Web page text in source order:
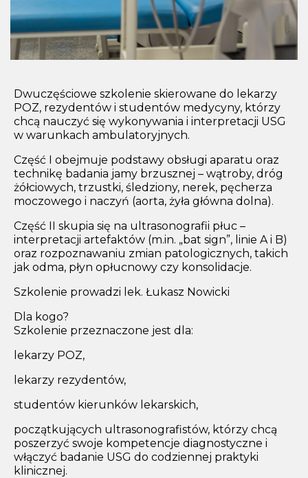
Dwuczęściowe szkolenie skierowane do lekarzy
POZ, rezydentów i studentów medycyny, którzy
chcą nauczyć się wykonywania i interpretacji USG
w warunkach ambulatoryjnych.
Część I obejmuje podstawy obsługi aparatu oraz
technikę badania jamy brzusznej – wątroby, dróg
żółciowych, trzustki, śledziony, nerek, pęcherza
moczowego i naczyń (aorta, żyła główna dolna).
Część II skupia się na ultrasonografii płuc –
interpretacji artefaktów (m.in. „bat sign”, linie A i B)
oraz rozpoznawaniu zmian patologicznych, takich
jak odma, płyn opłucnowy czy konsolidacje.
Szkolenie prowadzi lek. Łukasz Nowicki
Dla kogo?
Szkolenie przeznaczone jest dla:
lekarzy POZ,
lekarzy rezydentów,
studentów kierunków lekarskich,
początkujących ultrasonografistów, którzy chcą
poszerzyć swoje kompetencje diagnostyczne i
włączyć badanie USG do codziennej praktyki
klinicznej.